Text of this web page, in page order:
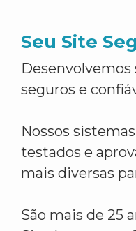
Seu Site
seguros e
Nossos
testados e
mais diversas
São mais de 25